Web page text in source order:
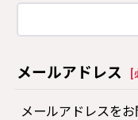
メールアドレス
メールアドレスを